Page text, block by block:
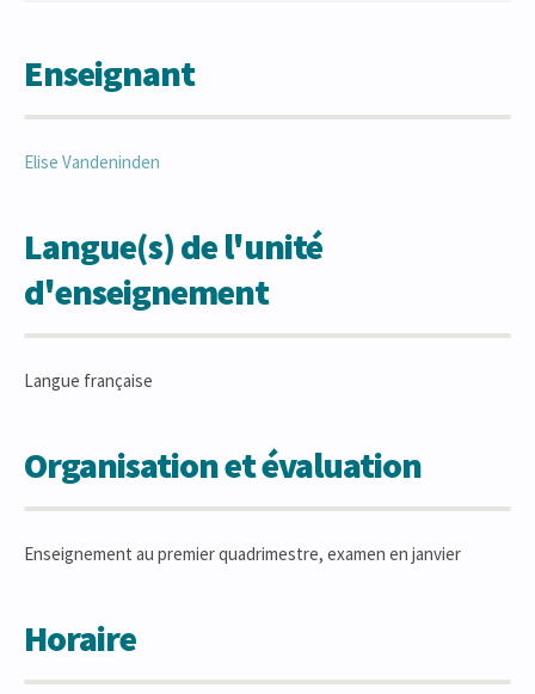
Enseignant
Elise Vandeninden
Langue(s) de l'unité
d'enseignement
Langue française
Organisation et évaluation
Enseignement au premier quadrimestre, examen en janvier
Horaire